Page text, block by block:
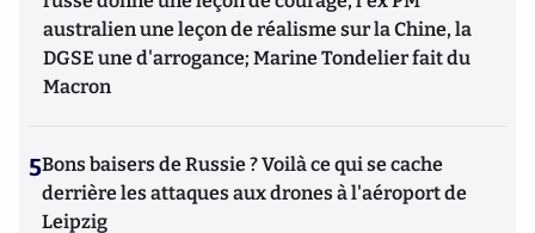
australien une leçon de réalisme sur la Chine, la
DGSE une d'arrogance; Marine Tondelier fait du
Macron
5Bons baisers de Russie ? Voilà ce qui se cache
derrière les attaques aux drones à l'aéroport de
Leipzig